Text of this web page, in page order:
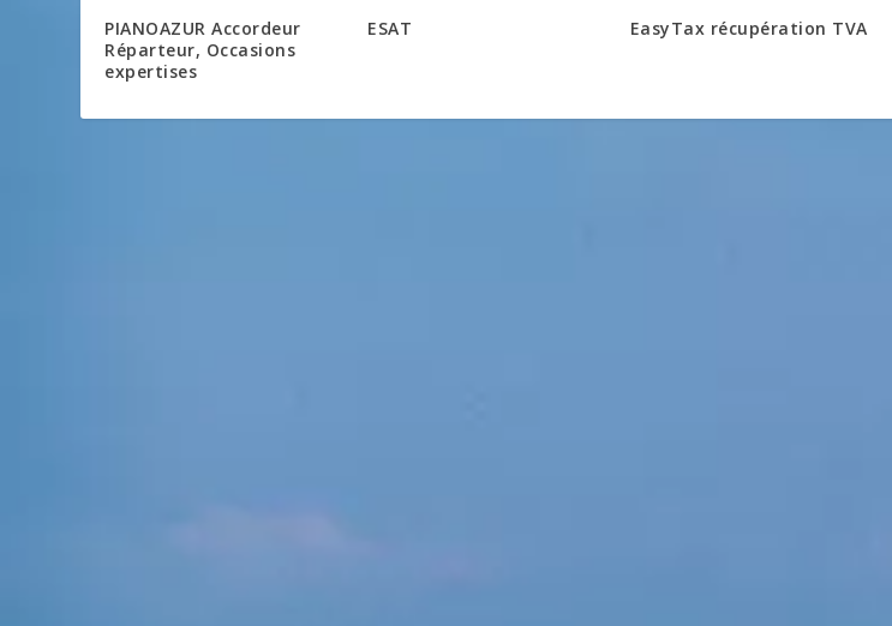
PIANOAZUR Accordeur
Réparteur, Occasions
expertises
ESAT EasyTax récupération TVA